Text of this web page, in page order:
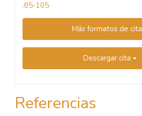
.85-105
Más formatos de cita
Descargar cita
Referencias